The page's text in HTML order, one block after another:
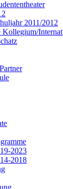
2011/2012
Kollegium/Internat
2023
2018